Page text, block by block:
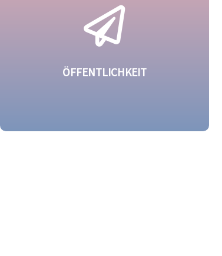
Fragen rund um das Thema Sternenkind.
Mehr dazu
ÖFFENTLICHKEIT